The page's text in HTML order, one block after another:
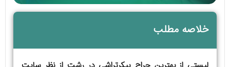
خلاصه مطلب